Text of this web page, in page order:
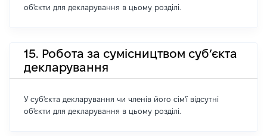
об'єкти для декларування в цьому розділі.
15. Робота за сумісництвом суб’єкта
декларування
У суб'єкта декларування чи членів його сім'ї відсутні
об'єкти для декларування в цьому розділі.